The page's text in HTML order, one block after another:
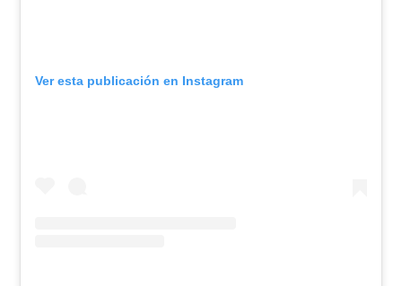
Ver esta publicación en Instagram